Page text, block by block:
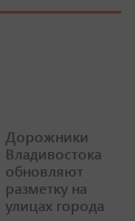
Дорожники
Владивостока
обновляют
разметку на
улицах города